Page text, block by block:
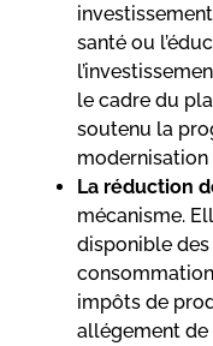
santé ou
le cadre du
soutenu la
modernisation
La réduction
mécanisme.
disponible
impôts de
allégement de